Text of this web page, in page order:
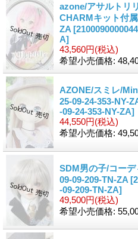
azone/アサルトリ
CHARMキット付
ZA
A]
43,560円(税込)
希望小売価格:
AZONE/スミレ/
25-09-24-353-NY-
-09-24-353-NY-ZA]
44,550円(税込)
希望小売価格:
SDM男の子/コー
09-09-209-TN-ZA
-09-209-TN-ZA]
49,500円(税込)
希望小売価格: